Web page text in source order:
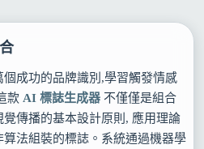
成功的品牌識別,學習觸發情感
款 AI 標誌生成器 不僅僅是組合
傳播的基本設計原則, 應用理論
法組裝的標誌。系統通過機器學